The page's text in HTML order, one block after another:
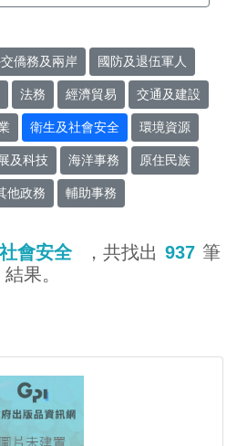
僑務及兩岸 國防及退伍軍人
法務 經濟貿易 交通及建設
衛生及社會安全 環境資源
及科技 海洋事務 原住民族
他政務 輔助事務
會安全 ，共找出 937 筆
結果。